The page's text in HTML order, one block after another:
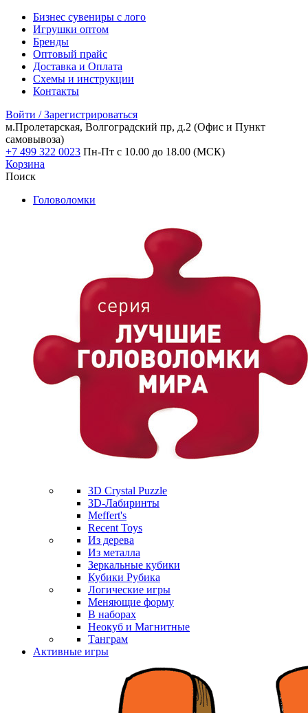
Бизнес сувениры с лого
Игрушки оптом
Бренды
Оптовый прайс
Доставка и Оплата
Схемы и инструкции
Контакты
Войти / Зарегистрироваться
м.Пролетарская, Волгоградский пр, д.2 (Офис и Пункт
самовывоза)
+7 499 322 0023 Пн-Пт с 10.00 до 18.00 (МСК)
Корзина
Поиск
Головоломки
3D Crystal Puzzle
3D-Лабиринты
Meffert's
Recent Toys
Из дерева
Из металла
Зеркальные кубики
Кубики Рубика
Логические игры
Меняющие форму
В наборах
Неокуб и Магнитные
Танграм
Активные игры